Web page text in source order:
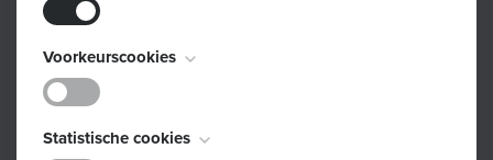
meer je houding, soepelheid, evenwicht, stabiliteit,
Zwangerschapskinesitherapie helpt je om die
Deze cookies zijn noodzakelijk voor het functioneren van
de website en kunnen niet worden uitgeschakeld. Ze
worden meestal alleen ingesteld als reactie op acties die
door u worden uitgevoerd en die neerkomen op een
Voorkeurscookies
Deze cookies, ook bekend als "functionaliteitscookies",
Statistische cookies